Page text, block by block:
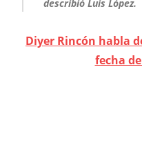
describió Luis López.
Diyer Rincón habla
fecha